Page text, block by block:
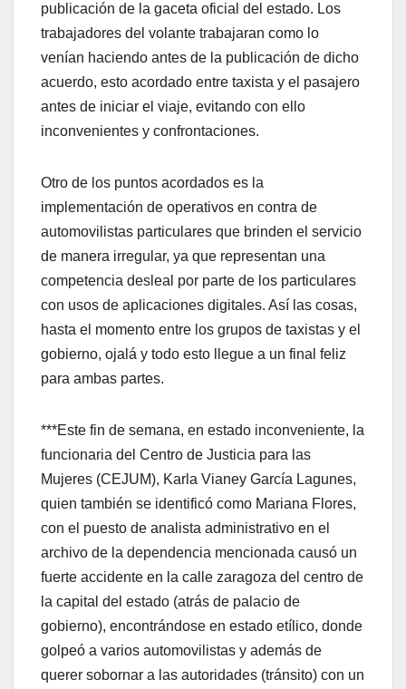
publicación de la gaceta oficial del estado. Los
trabajadores del volante trabajaran como lo
venían haciendo antes de la publicación de dicho
acuerdo, esto acordado entre taxista y el pasajero
antes de iniciar el viaje, evitando con ello
inconvenientes y confrontaciones.
Otro de los puntos acordados es la
implementación de operativos en contra de
automovilistas particulares que brinden el servicio
de manera irregular, ya que representan una
competencia desleal por parte de los particulares
con usos de aplicaciones digitales. Así las cosas,
hasta el momento entre los grupos de taxistas y el
gobierno, ojalá y todo esto llegue a un final feliz
para ambas partes.
***Este fin de semana, en estado inconveniente, la
funcionaria del Centro de Justicia para las
Mujeres (CEJUM), Karla Vianey García Lagunes,
quien también se identificó como Mariana Flores,
con el puesto de analista administrativo en el
archivo de la dependencia mencionada causó un
fuerte accidente en la calle zaragoza del centro de
la capital del estado (atrás de palacio de
gobierno), encontrándose en estado etílico, donde
golpeó a varios automovilistas y además de
querer sobornar a las autoridades (tránsito) con un